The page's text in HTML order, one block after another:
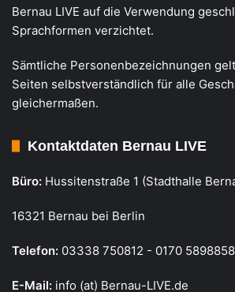
Bernau LIVE auf die Verwendung
Sprachformen verzichtet.
Sämtliche Personenbezeichnungen
Seiten selbstverständlich für alle
gleichermaßen.
Kontaktdaten Bernau LIVE
Büro: Hussitenstraße 1 (Stadthalle
16321 Bernau bei Berlin
Telefon: 03338 750812 - 0170 5898858
E-Mail: info (at) Bernau-LIVE.de